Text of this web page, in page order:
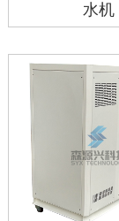
水机